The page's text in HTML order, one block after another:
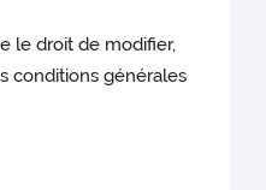
le droit de modifier,
conditions générales